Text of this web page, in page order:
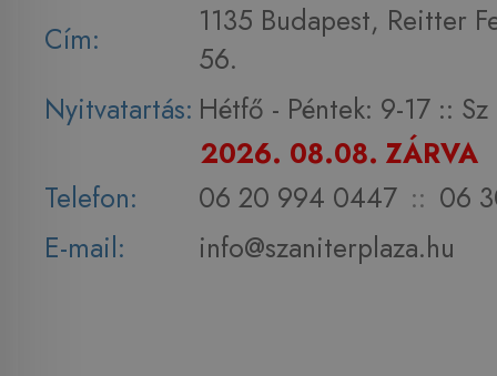
Cím:
1135 Budapest, Reitter
56.
Nyitvatartás: Hétfő - Péntek: 9-17 :: Sz
2026. 08.08. ZÁRVA
Telefon:
06 20 994 0447 :: 06
E-mail:
info@szaniterplaza.hu